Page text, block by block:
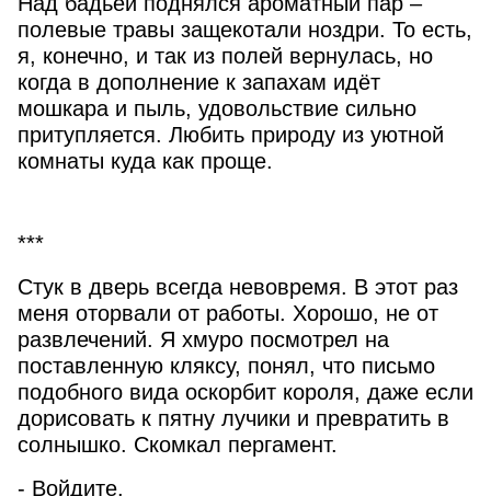
полевые травы защекотали ноздри. То есть,
я, конечно, и так из полей вернулась, но
когда в дополнение к запахам идёт
мошкара и пыль, удовольствие сильно
притупляется. Любить природу из уютной
комнаты куда как проще.
***
Стук в дверь всегда невовремя. В этот раз
меня оторвали от работы. Хорошо, не от
развлечений. Я хмуро посмотрел на
поставленную кляксу, понял, что письмо
подобного вида оскорбит короля, даже если
дорисовать к пятну лучики и превратить в
солнышко. Скомкал пергамент.
- Войдите.